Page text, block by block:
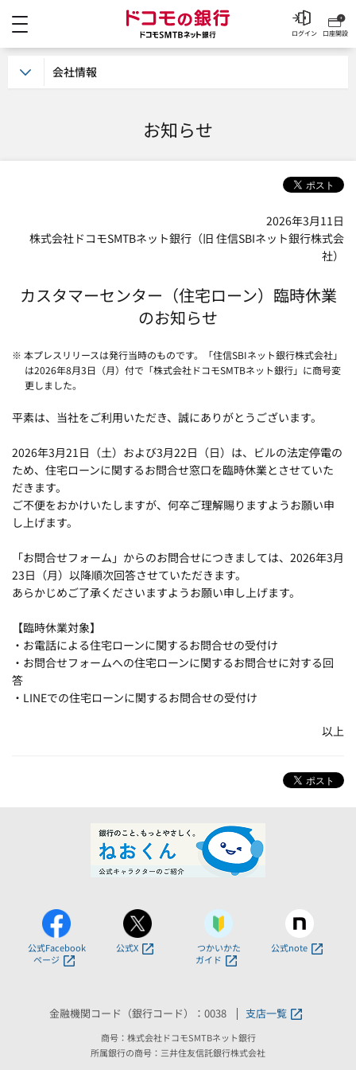
ドコモの銀行 ドコモ
口座開設
ログイン
お知らせ
2026年3月11日
株式会社ドコモSMTBネット銀行（旧 住信SBIネット銀行株式会
社）
カスタマーセンター（住宅ローン）臨時休業
のお知らせ
※ 本プレスリリースは発行当時のものです。「住信SBIネット銀行株式会社」
は2026年8月3日（月）付で「株式会社ドコモSMTBネット銀行」に商号変
更しました。
平素は、当社をご利用いただき、誠にありがとうございます。
2026年3月21日（土）および3月22日（日）は、ビルの法定停電の
ため、住宅ローンに関するお問合せ窓口を臨時休業とさせていた
だきます。
ご不便をおかけいたしますが、何卒ご理解賜りますようお願い申
し上げます。
「お問合せフォーム」からのお問合せにつきましては、2026年3月
23日（月）以降順次回答させていただきます。
あらかじめご了承くださいますようお願い申し上げます。
【臨時休業対象】
・お電話による住宅ローンに関するお問合せの受付け
・お問合せフォームへの住宅ローンに関するお問合せに対する回
答
・LINEでの住宅ローンに関するお問合せの受付け
以上
会社情報
公式Facebook
ページ
公式X
つかいかた
ガイド
公式note
金融機関コード（銀行コード）：0038 支店一覧
商号：株式会社ドコモSMTBネット銀行
所属銀行の商号：三井住友信託銀行株式会社